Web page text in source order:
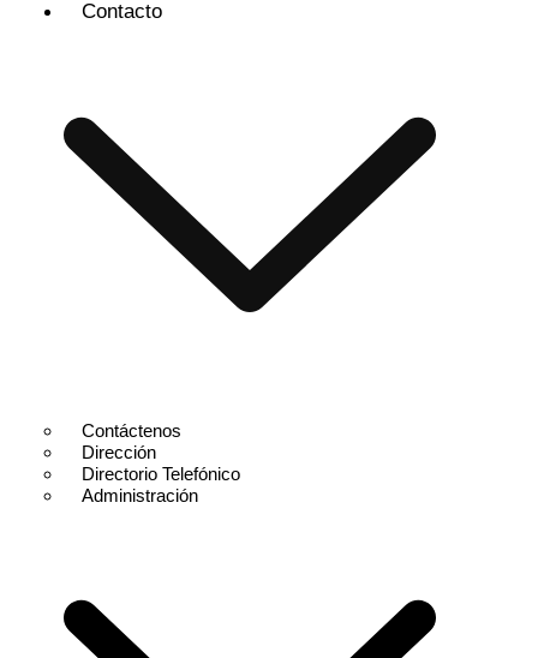
Contacto
Contáctenos
Dirección
Directorio Telefónico
Administración